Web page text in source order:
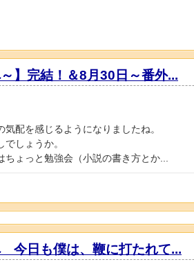
～】完結！＆8月30日～番外...
配を感じるようになりましたね。
しょうか。
ょっと勉強会（小説の書き方とか...
今日も僕は、鞭に打たれて...